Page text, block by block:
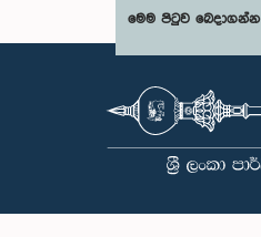
මෙම පිටුව බෙදාගන්න